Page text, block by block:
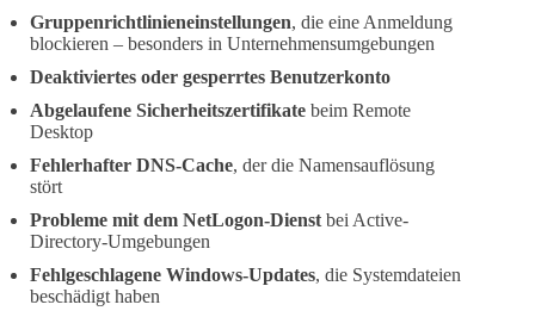
Gruppenrichtlinieneinstellungen, die eine Anmeldung
blockieren – besonders in Unternehmensumgebungen
Deaktiviertes oder gesperrtes Benutzerkonto
Abgelaufene Sicherheitszertifikate beim Remote
Desktop
Fehlerhafter DNS-Cache, der die Namensauflösung
stört
Probleme mit dem NetLogon-Dienst bei Active-
Directory-Umgebungen
Fehlgeschlagene Windows-Updates, die Systemdateien
beschädigt haben